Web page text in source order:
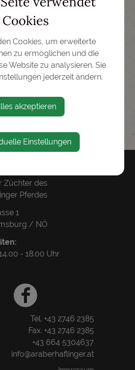
Züchter des
Pferdes
1
/ NÖ
- 18.00 Uhr
Tel. +43 2746 2385
Fax. +43 2746 2385
+43 664 5304637
info@araberhaflinger.at
Cookies
Cookies, um erweiterte
zu ermöglichen und die
Website zu analysieren. Sie
jederzeit ändern.
akzeptieren
Einstellungen